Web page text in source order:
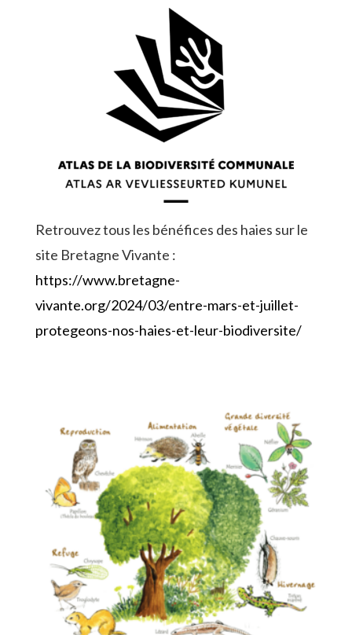
Retrouvez tous les bénéfices des haies sur le
site Bretagne Vivante :
https://www.bretagne-
vivante.org/2024/03/entre-mars-et-juillet-
protegeons-nos-haies-et-leur-biodiversite/